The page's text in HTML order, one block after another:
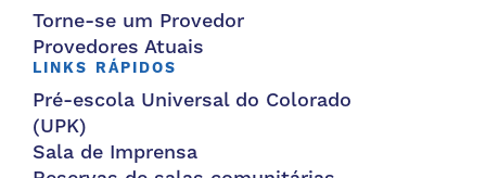
Torne-se um Provedor
Provedores Atuais
LINKS RÁPIDOS
Pré-escola Universal do Colorado
(UPK)
Sala de Imprensa